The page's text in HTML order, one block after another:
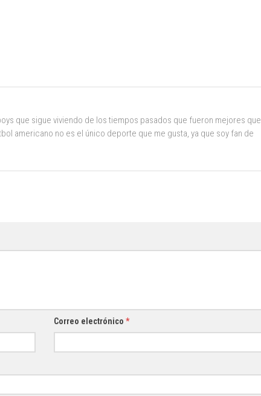
que sigue viviendo de los tiempos pasados que fueron mejores que
americano no es el único deporte que me gusta, ya que soy fan de
Correo electrónico *